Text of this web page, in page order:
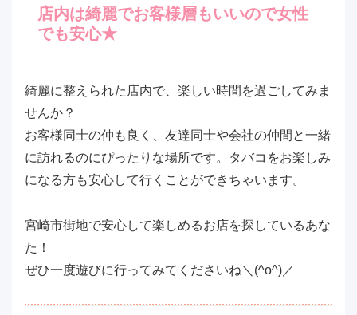
店内は綺麗でお客様層もいいので女性
でも安心★
綺麗に整えられた店内で、楽しい時間を過ごしてみま
せんか？
お客様同士の仲も良く、友達同士や会社の仲間と一緒
に訪れるのにぴったりな場所です。タバコをお楽しみ
になる方も安心して行くことができちゃいます。
宮崎市街地で安心して楽しめるお店を探しているあな
た！
ぜひ一度遊びに行ってみてくださいね＼(^o^)／